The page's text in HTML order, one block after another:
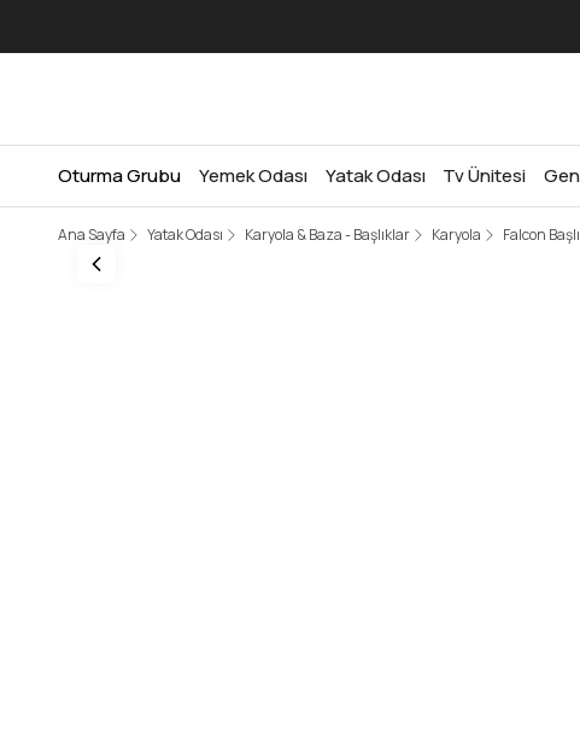
Oturma Grubu Yemek Odası Yatak Odası Tv Ünitesi
Ana Sayfa Yatak Odası Karyola & Baza - Başlıklar Karyola Falcon